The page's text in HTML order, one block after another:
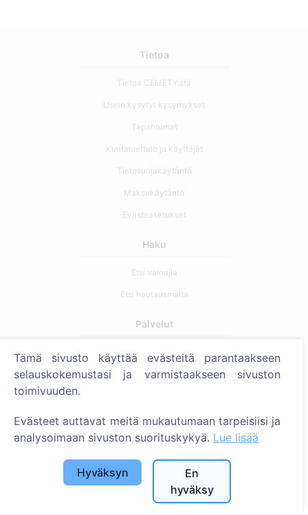
Tietoa
Tietoa CEMETY:stä
Usein kysytyt kysymykset
Tapahtumat
Kuntaluettelo ja käyttäjät
Tietosuojakäytäntö
Maksukäytäntö
Evästeasetukset
Haku
Etsi vainajia
Etsi hautausmaita
Palvelut
Yhteystiedot
SIA "CEMETY", LV40103618951
info@cemety.lv
Toimimme koko Suomessa!
Tämä sivusto käyttää evästeitä parantaakseen
selauskokemustasi ja varmistaakseen sivuston
toimivuuden.
Evästeet auttavat meitä mukautumaan tarpeisiisi ja
analysoimaan sivuston suorituskykyä. Lue lisää
Hyväksyn
En
hyväksy